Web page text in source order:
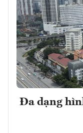
Đa dạng